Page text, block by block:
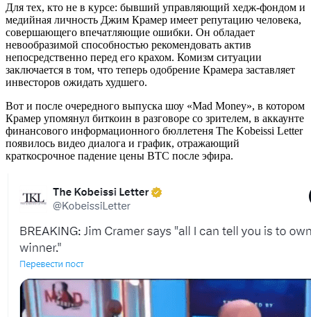
Для тех, кто не в курсе: бывший управляющий хедж-фондом и
медийная личность Джим Крамер имеет репутацию человека,
совершающего впечатляющие ошибки. Он обладает
невообразимой способностью рекомендовать актив
непосредственно перед его крахом. Комизм ситуации
заключается в том, что теперь одобрение Крамера заставляет
инвесторов ожидать худшего.
Вот и после очередного выпуска шоу «Mad Money», в котором
Крамер упомянул биткоин в разговоре со зрителем, в аккаунте
финансового информационного бюллетеня The Kobeissi Letter
появилось видео диалога и график, отражающий
краткосрочное падение цены BTC после эфира.